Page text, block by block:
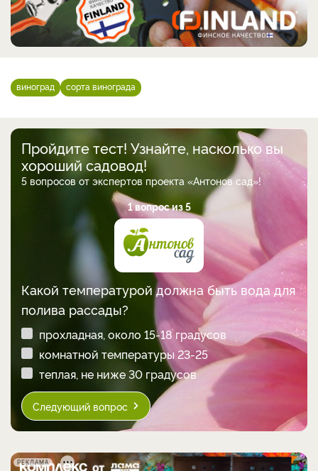
виноград сорта винограда
Пройдите тест! Узнайте, насколько вы
хороший садовод!
5 вопросов от экспертов проекта «Антонов сад»!
1 вопрос из 5
Какой температурой должна быть вода для
полива рассады?
прохладная, около 15-18 градусов
комнатной температуры 23-25
теплая, не ниже 30 градусов
Следующий вопрос
РЕКЛАМА